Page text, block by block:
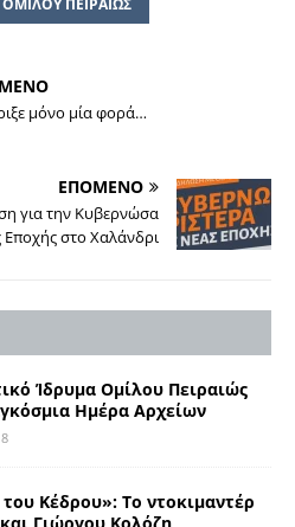
ΠΕΙΡΑΙΩΣ
μόνο μία φορά…
ΕΠΟΜΕΝΟ
για την Κυβερνώσα
Εποχής στο Χαλάνδρι
Ίδρυμα Ομίλου Πειραιώς
Ημέρα Αρχείων
Κέδρου»: Το ντοκιμαντέρ